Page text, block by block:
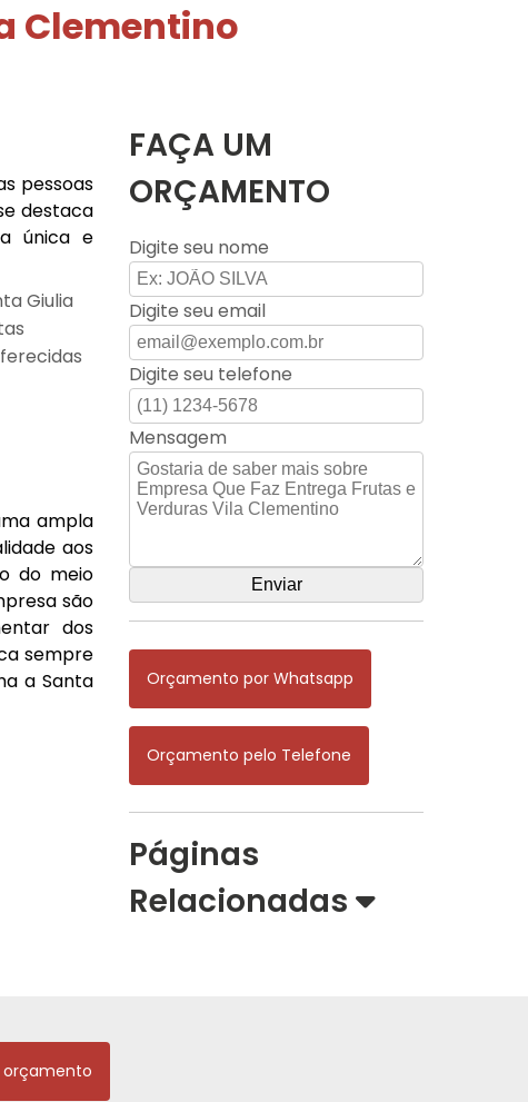
Clementino
pessoas
destaca
única e
Giulia
ampla
aos
do meio
são
dos
sempre
a Santa
FAÇA UM
ORÇAMENTO
Digite seu nome
Digite seu email
Digite seu telefone
Mensagem
Orçamento por Whatsapp
Orçamento pelo Telefone
Páginas
Relacionadas